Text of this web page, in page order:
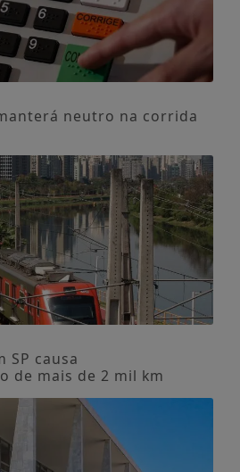
neutro na corrida
SP causa
de mais de 2 mil km